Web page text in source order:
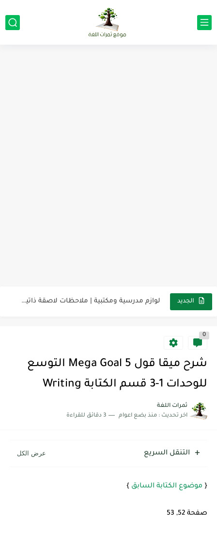
الجديد لوازم مدرسية ومكتبية | ملاحظات لاصقة ذاتية على شكل قلب...
0
شرح ميقا قول 5 Mega Goal التوسع
للوحدات 1-3 قسم الكتابة Writing
ثمرات اللغة
اخر تحديث : منذ بضع اعوام 3 دقائق للقراءة
التنقل السريع
{ موضوع الكتابة السابق }
صفحة 52, 53